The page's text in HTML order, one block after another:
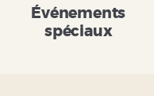
Événements
spéciaux